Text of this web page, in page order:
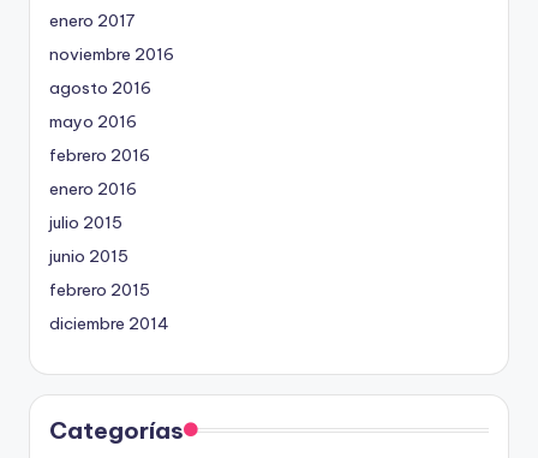
enero 2017
noviembre 2016
agosto 2016
mayo 2016
febrero 2016
enero 2016
julio 2015
junio 2015
febrero 2015
diciembre 2014
Categorías